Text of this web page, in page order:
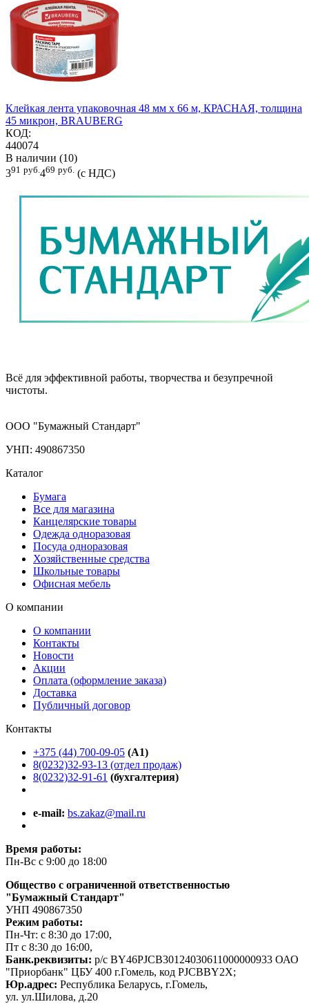
Клейкая лента упаковочная 48 мм х 66 м, КРАСНАЯ, толщина
45 микрон, BRAUBERG
КОД:
440074
В наличии (10)
391 руб. 469 руб. (с НДС)
Всё для эффективной работы, творчества и безупречной
чистоты.
ООО "Бумажный Стандарт"
УНП: 490867350
Каталог
Бумага
Все для магазина
Канцелярские товары
Одежда одноразовая
Посуда одноразовая
Хозяйственные средства
Школьные товары
Офисная мебель
О компании
О компании
Контакты
Новости
Акции
Оплата (оформление заказа)
Доставка
Публичный договор
Контакты
+375 (44) 700-09-05 (A1)
8(0232)32-93-13 (отдел продаж)
8(0232)32-91-61 (бухгалтерия)
e-mail: bs.zakaz@mail.ru
Время работы:
Пн-Вс с 9:00 до 18:00
Общество с ограниченной ответственностью
"Бумажный Стандарт"
УНП 490867350
Режим работы:
Пн-Чт: с 8:30 до 17:00,
Пт с 8:30 до 16:00,
Банк.реквизиты: р/с BY46PJCB30124030611000000933 ОАО
"Приорбанк" ЦБУ 400 г.Гомель, код PJCBBY2X;
Юр.адрес: Республика Беларусь, г.Гомель,
ул. ул.Шилова, д.20